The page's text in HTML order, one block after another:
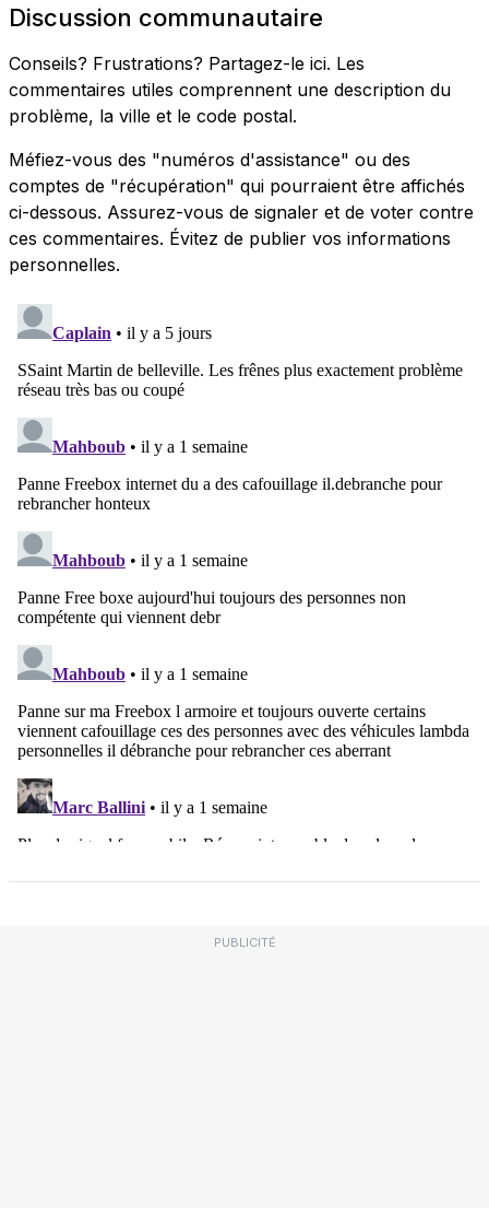
Discussion communautaire
Conseils? Frustrations? Partagez-le ici. Les
commentaires utiles comprennent une description du
problème, la ville et le code postal.
Méfiez-vous des "numéros d'assistance" ou des
comptes de "récupération" qui pourraient être affichés
ci-dessous. Assurez-vous de signaler et de voter contre
ces commentaires. Évitez de publier vos informations
personnelles.
PUBLICITÉ